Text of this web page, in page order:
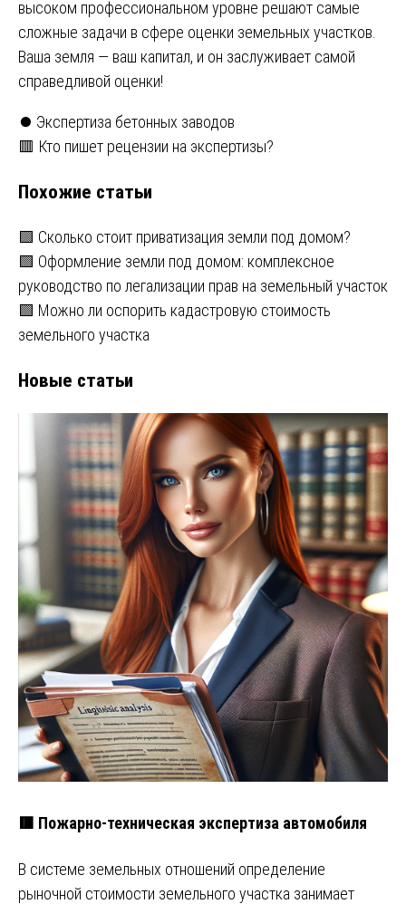
высоком профессиональном уровне решают самые
сложные задачи в сфере оценки земельных участков.
Ваша земля — ваш капитал, и он заслуживает самой
справедливой оценки!
Навигация
записям
⏺️ Экспертиза бетонных заводов
🟥 Кто пишет рецензии на экспертизы?
Похожие статьи
🟩 Сколько стоит приватизация земли под домом?
🟩 Оформление земли под домом: комплексное
руководство по легализации прав на земельный участок
🟩 Можно ли оспорить кадастровую стоимость
земельного участка
Новые статьи
🟥 Пожарно-техническая экспертиза автомобиля
В системе земельных отношений определение
рыночной стоимости земельного участка занимает